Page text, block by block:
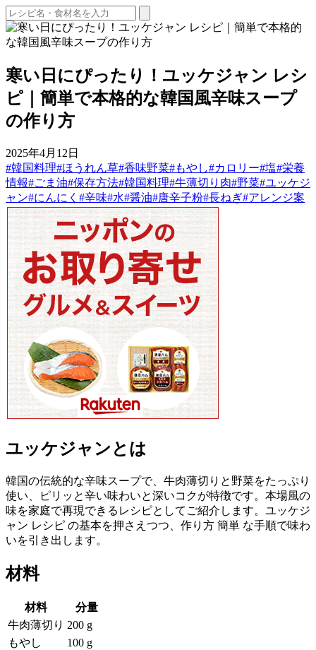
寒い日にぴったり！ユッケジャン レシ
ピ｜簡単で本格的な韓国風辛味スープ
の作り方
2025年4月12日
#韓国料理#ほうれん草#香味野菜#もやし#カロリー#塩#栄養
情報#ごま油#保存方法#韓国料理#牛薄切り肉#野菜#ユッケジ
ャン#にんにく #辛味#水#醤油#唐辛子粉#長ねぎ#アレンジ案
ユッケジャンとは
韓国の伝統的な辛味スープで、牛肉薄切りと野菜をたっぷり
使い、ピリッと辛い味わいと深いコクが特徴です。本場風の
味を家庭で再現できるレシピとしてご紹介します。ユッケジ
ャン レシピ の基本を押さえつつ、作り方 簡単 な手順で味わ
いを引き出します。
材料
材料
分量
牛肉薄切り 200 g
もやし
100 g